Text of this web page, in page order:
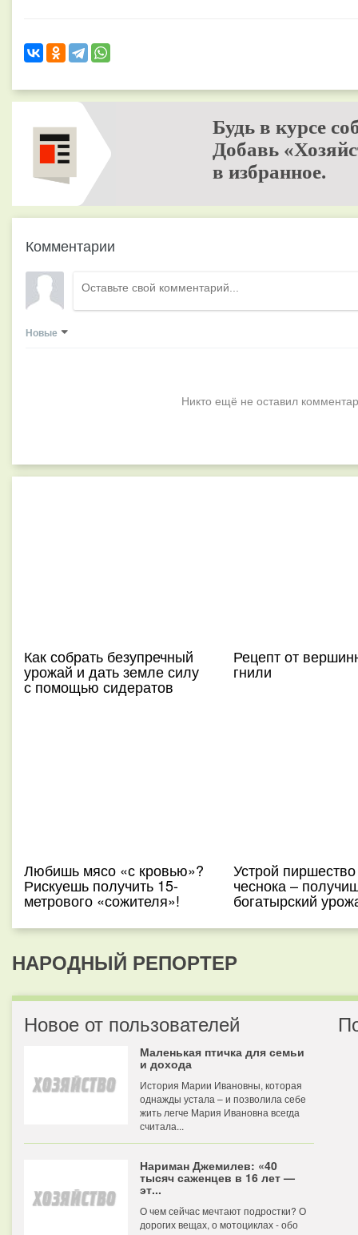
Будь в курсе
Добавь
в избранное.
Комментарии
Новые
Никто ещё не оставил
Как собрать безупречный
урожай и дать земле силу
с помощью сидератов
Рецепт от
гнили
Любишь мясо «с кровью»?
Рискуешь получить 15-
метрового «сожителя»!
Устрой
чеснока –
богатырский
НАРОДНЫЙ РЕПОРТЕР
Новое от пользователей
Маленькая птичка для семьи
и дохода
История Марии Ивановны, которая
однажды устала – и позволила себе
жить легче Мария Ивановна всегда
считала...
Нариман Джемилев: «40
тысяч саженцев в 16 лет —
эт...
О чем сейчас мечтают подростки? О
дорогих вещах, о мотоциклах - обо